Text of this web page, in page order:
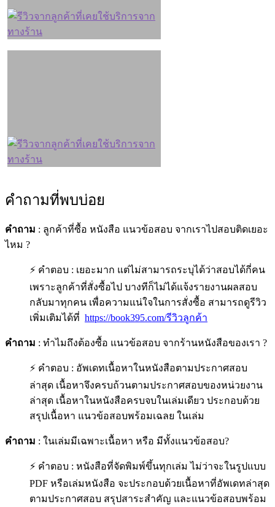
คำถามที่พบบ่อย
คำถาม : ลูกค้าที่ซื้อ หนังสือ แนวข้อสอบ จากเราไปสอบติดเยอะ
ไหม ?
⚡ คำตอบ : เยอะมาก แต่ไม่สามารถระบุได้ว่าสอบได้กี่คน
เพราะลูกค้าที่สั่งซื้อไป บางทีก็ไม่ได้แจ้งรายงานผลสอบ
กลับมาทุกคน เพื่อความแน่ใจในการสั่งซื้อ สามารถดูรีวิว
เพิ่มเติมได้ที่ https://book395.com/รีวิวลูกค้า
คำถาม : ทำไมถึงต้องซื้อ แนวข้อสอบ จากร้านหนังสือของเรา ?
⚡ คำตอบ : อัพเดทเนื้อหาในหนังสือตามประกาศสอบ
ล่าสุด เนื้อหาจึงครบถ้วนตามประกาศสอบของหน่วยงาน
ล่าสุด เนื้อหาในหนังสือครบจบในเล่มเดียว ประกอบด้วย
สรุปเนื้อหา แนวข้อสอบพร้อมเฉลย ในเล่ม
คำถาม : ในเล่มมีเฉพาะเนื้อหา หรือ มีทั้งแนวข้อสอบ?
⚡ คำตอบ : หนังสือที่จัดพิมพ์ขึ้นทุกเล่ม ไม่ว่าจะในรูปแบบ
PDF หรือเล่มหนังสือ จะประกอบด้วยเนื้อหาที่อัพเดทล่าสุด
ตามประกาศสอบ สรุปสาระสำคัญ และแนวข้อสอบพร้อม